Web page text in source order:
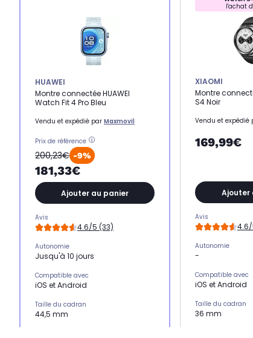
HUAWEI
Montre connectée HUAWEI
Watch Fit 4 Pro Bleu
Vendu et expédié par Maxmovil
Prix de référence
200,23€ -9%
181,33€
Ajouter au panier
Avis
4.6/5 (33)
Autonomie
Jusqu'à 10 jours
Compatible avec
iOS et Android
Taille du cadran
44,5 mm
l'achat
XIAOMI
Montre
S4 Noir
Vendu et expédié
169,99€
Ajouter
Avis
Autonomie
-
Compatible avec
iOS et Android
Taille du cadran
36 mm